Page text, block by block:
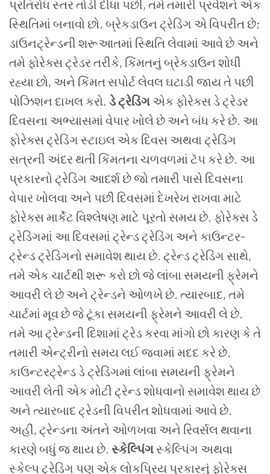
પ્રતિરોધ સ્તર તોડી દીધા પછી, તમે તમારી પ્રવેશને એક
સ્થિતિમાં બનાવો છો. બ્રેકડાઉન ટ્રેડિંગ એ વિપરીત છે;
ડાઉનટ્રેન્ડની શરૂઆતમાં સ્થિતિ લેવામાં આવે છે અને
તમે ફોરેક્સ ટ્રેડર તરીકે, કિંમતનું બ્રેકડાઉન શોધી
રહ્યા છો, અને કિંમત સપોર્ટ લેવલ ઘટાડી જાય તે પછી
પોઝિશન દાખલ કરો. ડે ટ્રેડિંગ એક ફોરેક્સ ડે ટ્રેડર
દિવસના અભ્યાસમાં વેપાર ખોલે છે અને બંધ કરે છે. આ
ફોરેક્સ ટ્રેડિંગ સ્ટાઇલ એક દિવસ અથવા ટ્રેડિંગ
સત્રની અંદર થતી કિંમતના ચળવળમાં ટૅપ કરે છે. આ
પ્રકારનો ટ્રેડિંગ આદર્શ છે જો તમારી પાસે દિવસના
વેપાર ખોલવા અને પછી દિવસમાં દેખરેખ રાખવા માટે
ફોરેક્સ માર્કેટ વિશ્લેષણ માટે પૂરતો સમય છે. ફોરેક્સ ડે
ટ્રેડિંગમાં આ દિવસમાં ટ્રેન્ડ ટ્રેડિંગ અને કાઉન્ટર-
ટ્રેન્ડ ટ્રેડિંગનો સમાવેશ થાય છે. ટ્રેન્ડ ટ્રેડિંગ સાથે,
તમે એક ચાર્ટથી શરૂ કરો છો જે લાંબા સમયની ફ્રેમને
આવરી લે છે અને ટ્રેન્ડને ઓળખે છે. ત્યારબાદ, તમે
ચાર્ટમાં મૂવ છે જે ટૂંકા સમયની ફ્રેમને આવરી લે છે.
તમે આ ટ્રેન્ડની દિશામાં ટ્રેડ કરવા માંગો છો કારણ કે તે
તમારી એન્ટ્રીનો સમય લઈ જવામાં મદદ કરે છે.
કાઉન્ટરટ્રેન્ડ ડે ટ્રેડિંગમાં લાંબા સમયની ફ્રેમને
આવરી લેતી એક મોટી ટ્રેન્ડ શોધવાનો સમાવેશ થાય છે
અને ત્યારબાદ ટ્રેડની વિપરીત શોધવામાં આવે છે.
અહીં, ટ્રેન્ડના અંતને ઓળખવા અને રિવર્સલ થવાના
કારણે બધું જ થાય છે. સ્કેલ્પિંગ સ્કેલ્પિંગ અથવા
સ્કેલ્પ ટ્રેડિંગ પણ એક લોકપ્રિય પ્રકારનું ફોરેક્સ